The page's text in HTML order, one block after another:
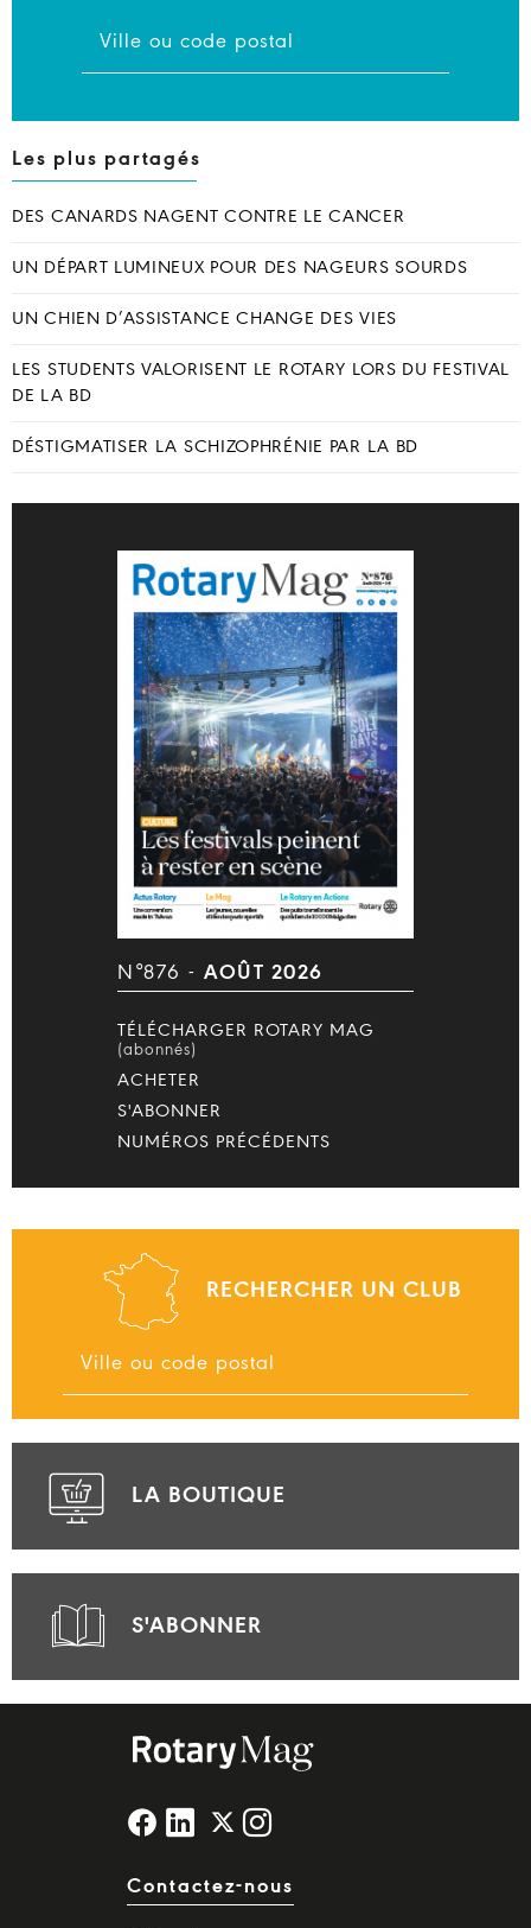
Les plus partagés
DES CANARDS NAGENT CONTRE LE CANCER
UN DÉPART LUMINEUX POUR DES NAGEURS SOURDS
UN CHIEN D’ASSISTANCE CHANGE DES VIES
LES STUDENTS VALORISENT LE ROTARY LORS DU FESTIVAL
DE LA BD
DÉSTIGMATISER LA SCHIZOPHRÉNIE PAR LA BD
N°876 - AOÛT 2026
TÉLÉCHARGER ROTARY MAG
(abonnés)
ACHETER
S'ABONNER
NUMÉROS PRÉCÉDENTS
RECHERCHER UN CLUB
LA BOUTIQUE
S'ABONNER
Contactez-nous